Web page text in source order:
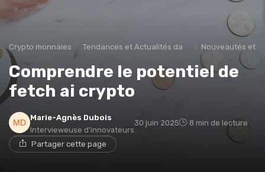
Crypto monnaies Tendances et Actualités dans les cryptomonnaies Nouveautés et
Comprendre le potentiel de
fetch ai crypto
Marie-Agnès Dubois
Intervieweuse d'innovateurs
30 juin 2025 8 min de lecture
Partager cette page